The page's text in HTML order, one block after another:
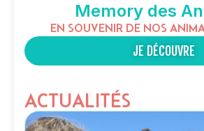
Memory des
EN SOUVENIR DE NOS
JE DÉCOUVRE
ACTUALITÉS